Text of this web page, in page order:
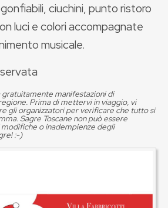
ciuchini, punto ristoro
luci e colori accompagnate
musicale.
gratuitamente manifestazioni di
Prima di mettervi in viaggio, vi
gli organizzatori per verificare che tutto si
Sagre Toscane non può essere
o inadempienze degli
:-)